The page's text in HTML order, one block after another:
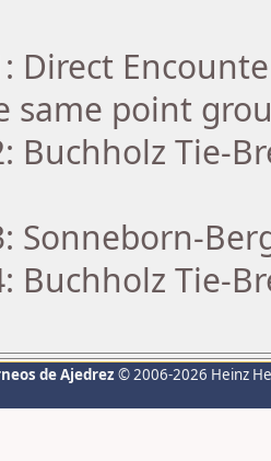
Direct
same point
Buchholz Tie-
Sonneborn-
Buchholz Tie-
de Ajedrez © 2006-2026 Heinz